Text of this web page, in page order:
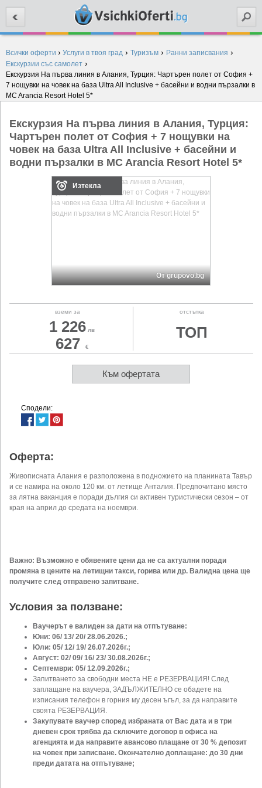
Всички оферти › Услуги в твоя град › Туризъм › Ранни записвания ›
Екскурзии със самолет ›
Екскурзия На първа линия в Алания, Турция: Чартърен полет от София +
7 нощувки на човек на база Ultra All Inclusive + басейни и водни пързалки в
MC Arancia Resort Hotel 5*
Екскурзия На първа линия в Алания, Турция:
Чартърен полет от София + 7 нощувки на
човек на база Ultra All Inclusive + басейни и
водни пързалки в MC Arancia Resort Hotel 5*
Изтекла
От grupovo.bg
вземи за
1 226 лв
627 €
отстъпка
ТОП
Към офертата
Сподели:
Оферта:
Живописната Алания е разположена в подножието на планината Тавър
и се намира на около 120 км. от летище Анталия. Предпочитано място
за лятна ваканция е поради дългия си активен туристически сезон – от
края на април до средата на ноември.
Важно: Възможно е обявените цени да не са актуални поради
промяна в цените на летищни такси, горива или др. Валидна цена ще
получите след отправено запитване.
Условия за ползване:
Ваучерът е валиден за дати на отпътуване:
Юни: 06/ 13/ 20/ 28.06.2026.;
Юли: 05/ 12/ 19/ 26.07.2026г.;
Август: 02/ 09/ 16/ 23/ 30.08.2026г.;
Септември: 05/ 12.09.2026г.;
Запитването за свободни места НЕ е РЕЗЕРВАЦИЯ! След
заплащане на ваучера, ЗАДЪЛЖИТЕЛНО се обадете на
изписания телефон в горния му десен ъгъл, за да направите
своята РЕЗЕРВАЦИЯ.
Закупувате ваучер според избраната от Вас дата и в три
дневен срок трябва да сключите договор в офиса на
агенцията и да направите авансово плащане от 30 % депозит
на човек при записване. Окончателно доплащане: до 30 дни
преди датата на отпътуване;